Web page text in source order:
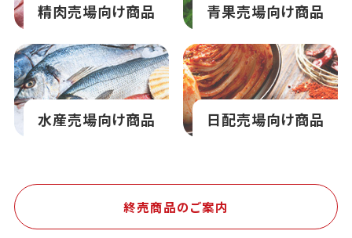
精肉売場向け商品 青果売場向け商品
水産売場向け商品 日配売場向け商品
終売商品のご案内